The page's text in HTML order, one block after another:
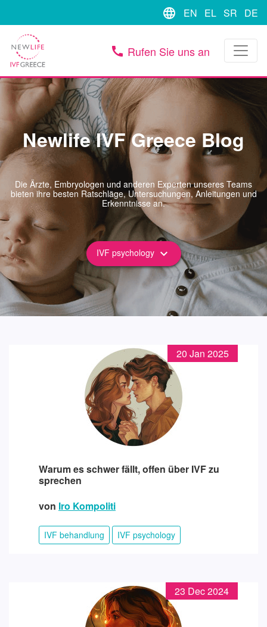
language EN EL SR DE
call Rufen Sie uns an
Newlife IVF Greece Blog
Die Ärzte, Embryologen und anderen Experten unseres Teams
bieten ihre besten Ratschläge, Untersuchungen, Anleitungen und
Erkenntnisse an.
IVF psychology keyboard_arrow_down
20 Jan 2025
Warum es schwer fällt, offen über IVF zu
sprechen
von Iro Kompoliti
IVF behandlung IVF psychology
23 Dec 2024